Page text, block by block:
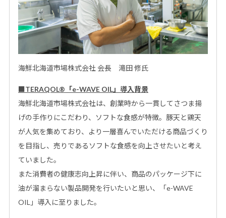
海鮮北海道市場株式会社 会長 滝田 修氏
■TERAQOL® 「e-WAVE OIL」 導入背景
海鮮北海道市場株式会社は、創業時から一貫してさつま揚
げの手作りにこだわり、ソフトな食感が特徴。豚天と鶏天
が人気を集めており、より一層喜んでいただける商品づくり
を目指し、売りであるソフトな食感を向上させたいと考え
ていました。
また消費者の健康志向上昇に伴い、商品のパッケージ下に
油が溜まらない製品開発を行いたいと思い、「e-WAVE
OIL」導入に至りました。